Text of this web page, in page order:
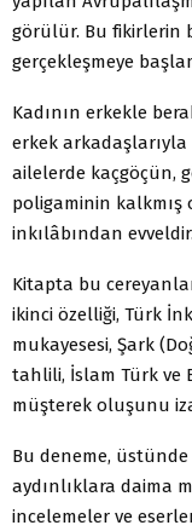
görülür. Bu fikirlerin
gerçekleşmeye
Kadının erkekle
erkek
ailelerde kaçgöçün,
poligaminin kalkmış
inkılâbından evveldir.
Kitapta bu
ikinci özelliği, Türk
mukayesesi, Şark
tahlili, İslam Türk ve
müşterek oluşunu
Bu deneme,
aydınlıklara daima
incelemeler ve